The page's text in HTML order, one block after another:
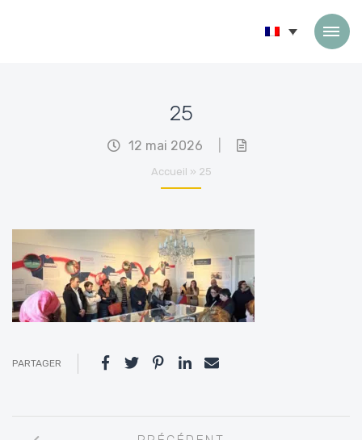
25
12 mai 2026
Accueil » 25
PARTAGER